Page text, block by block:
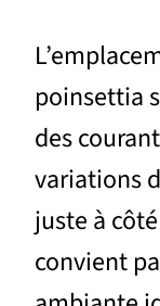
poinsettia
des
variations
juste à
convient